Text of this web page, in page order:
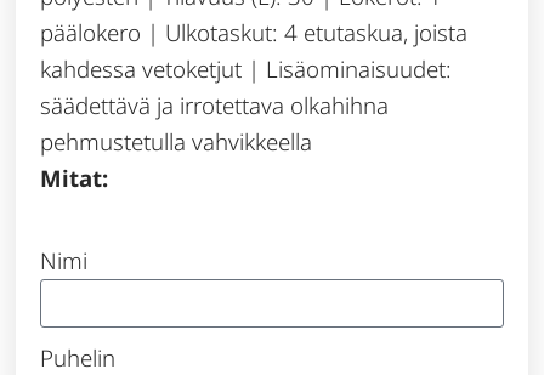
päälokero | Ulkotaskut: 4 etutaskua, joista
kahdessa vetoketjut | Lisäominaisuudet:
säädettävä ja irrotettava olkahihna
pehmustetulla vahvikkeella
Mitat:
Nimi
Puhelin